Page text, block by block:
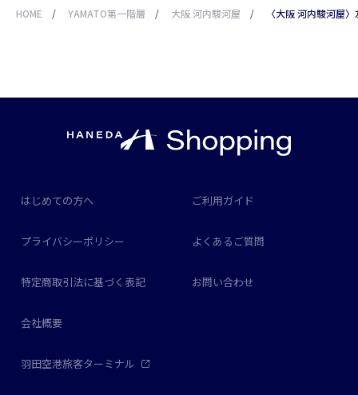
HOME
/ YAMATO第一階層 / 大阪 河内駿河屋 / 〈大阪 河内駿河屋
はじめての方へ ご利用ガイド
プライバシーポリシー よくあるご質問
特定商取引法に基づく表記 お問い合わせ
会社概要
羽田空港旅客ターミナル